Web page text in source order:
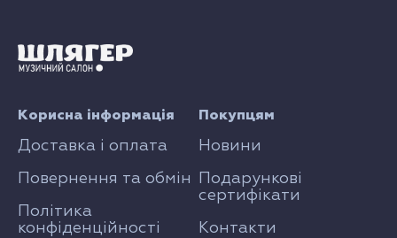
Покупцям
Новини
Подарункові
сертифікати
Контакти
Корисна інформація
Доставка і оплата
Повернення та обмін
Політика
конфіденційності